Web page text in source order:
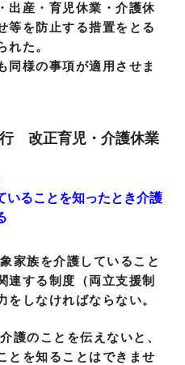
出産・育児休業・介護休
等を防止する措置をとる
れた。
同様の事項が適用させま
改正育児・介護休業
いることを知ったとき介護
家族を介護していること
連する制度（両立支援制
をしなければならない。
護のことを伝えないと、
とを知ることはできませ